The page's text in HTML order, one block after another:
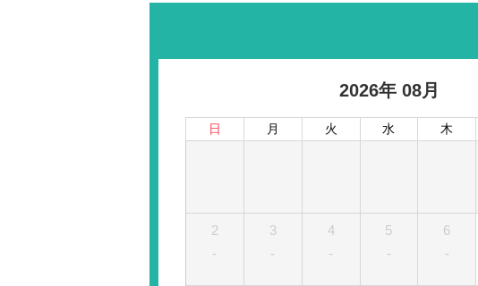
2026年 08月
日 月 火 水 木
2
-
3
-
4
-
5
-
6
-